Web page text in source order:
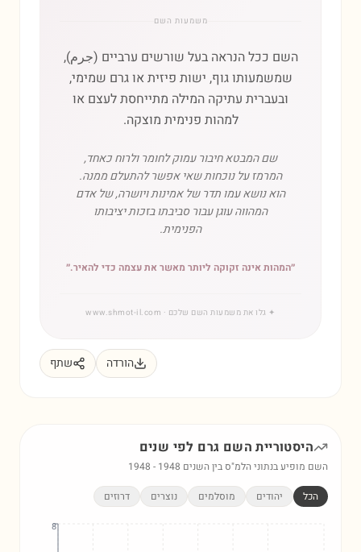
משמעות השם
השם ככל הנראה בעל שורשים ערביים (جرم),
שמשמעותו גוף, ישות פיזית או גרם שמימי,
ובעברית עתיקה המילה מתייחסת לעצם או
למהות פנימית מוצקה.
שם המבטא חיבור עמוק לחומר ולרוח כאחד,
המרמז על נוכחות שאי אפשר להתעלם ממנה.
הוא נושא עמו תדר של אמינות ויושרה, של אדם
המהווה עוגן עבור סביבתו בזכות יציבותו
הפנימית.
״המהות אינה זקוקה ליותר מאשר את עצמה כדי להאיר.״
✦ גלו את משמעות השם שלכם · www.shmot-il.com
הורדה שתף
היסטוריית השם גרם לפי שנים
השם מופיע בנתוני הלמ"ס בין השנים 1948 - 1948
הכל יהודים מוסלמים נוצרים דרוזים
8